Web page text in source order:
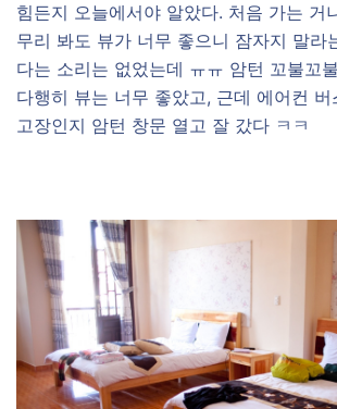
힘든지 오늘에서야 알았다. 처음 가는 거
무리 봐도 뷰가 너무 좋으니 잠자지 말라
다는 소리는 없었는데 ㅠㅠ 암턴 꼬불꼬
다행히 뷰는 너무 좋았고, 근데 에어컨 버
고장인지 암턴 창문 열고 잘 갔다 ㅋㅋ